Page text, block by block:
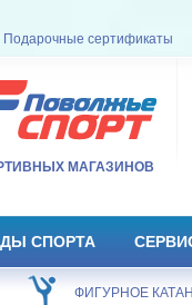
Подарочные сертификаты
МАГАЗИНОВ
СПОРТА
ФУТБОЛ